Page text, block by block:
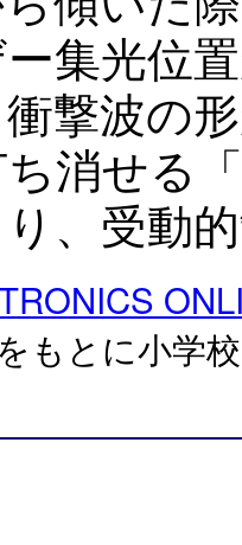
集光位
撃波の
消せる
、受動
をもとに⼩学